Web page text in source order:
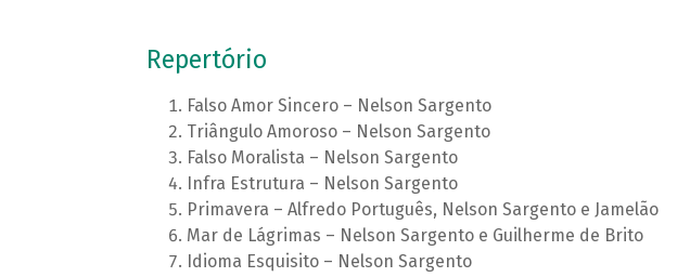
Repertório
Falso Amor Sincero – Nelson Sargento
Triângulo Amoroso – Nelson Sargento
Falso Moralista – Nelson Sargento
Infra Estrutura – Nelson Sargento
Primavera – Alfredo Português, Nelson Sargento e Jamelão
Mar de Lágrimas – Nelson Sargento e Guilherme de Brito
Idioma Esquisito – Nelson Sargento